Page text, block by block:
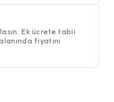
Ek ücrete tabii
fiyatını